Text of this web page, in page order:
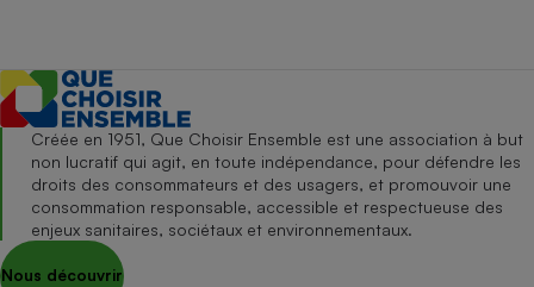
Créée en 1951, Que Choisir Ensemble est une association à but
non lucratif qui agit, en toute indépendance, pour défendre les
droits des consommateurs et des usagers, et promouvoir une
consommation responsable, accessible et respectueuse des
enjeux sanitaires, sociétaux et environnementaux.
Nous découvrir